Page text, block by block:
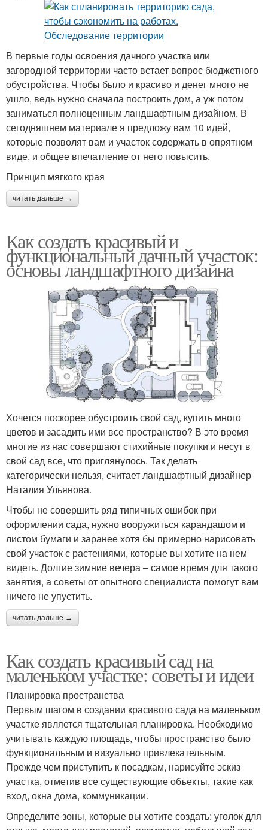
В первые годы освоения дачного участка или
загородной территории часто встает вопрос бюджетного
обустройства. Чтобы было и красиво и денег много не
ушло, ведь нужно сначала построить дом, а уж потом
заниматься полноценным ландшафтным дизайном. В
сегодняшнем материале я предложу вам 10 идей,
которые позволят вам и участок содержать в опрятном
виде, и общее впечатление от него повысить.
Принцип мягкого края
читать дальше →
Как создать красивый и
функциональный дачный участок:
основы ландшафтного дизайна
Хочется поскорее обустроить свой сад, купить много
цветов и засадить ими все пространство? В это время
многие из нас совершают стихийные покупки и несут в
свой сад все, что приглянулось. Так делать
категорически нельзя, считает ландшафтный дизайнер
Наталия Ульянова.
Чтобы не совершить ряд типичных ошибок при
оформлении сада, нужно вооружиться карандашом и
листом бумаги и заранее хотя бы примерно нарисовать
свой участок с растениями, которые вы хотите на нем
видеть. Долгие зимние вечера – самое время для такого
занятия, а советы от опытного специалиста помогут вам
ничего не упустить.
читать дальше →
Как создать красивый сад на
маленьком участке: советы и идеи
Планировка пространства
Первым шагом в создании красивого сада на маленьком
участке является тщательная планировка. Необходимо
учитывать каждую площадь, чтобы пространство было
функциональным и визуально привлекательным.
Прежде чем приступить к посадкам, нарисуйте эскиз
участка, отметив все существующие объекты, такие как
вход, окна дома, коммуникации.
Определите зоны, которые вы хотите создать: уголок для